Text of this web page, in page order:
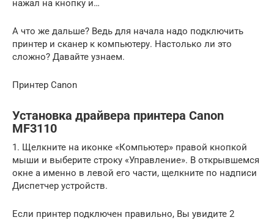
нажал на кнопку и…
А что же дальше? Ведь для начала надо подключить
принтер и сканер к компьютеру. Настолько ли это
сложно? Давайте узнаем.
Принтер Canon
Установка драйвера принтера Canon
MF3110
1. Щелкните на иконке «Компьютер» правой кнопкой
мыши и выберите строку «Управление». В открывшемся
окне а именно в левой его части, щелкните по надписи
Диспетчер устройств.
Если принтер подключен правильно, Вы увидите 2